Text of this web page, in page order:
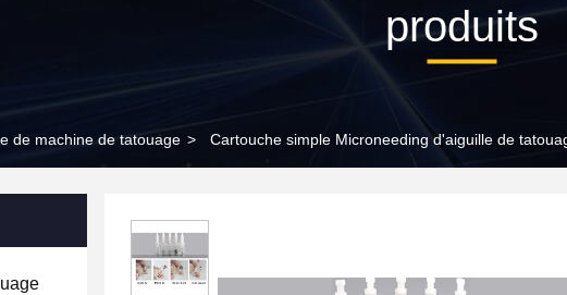
produits
de machine de tatouage > Cartouche simple Microneeding d'aiguille de